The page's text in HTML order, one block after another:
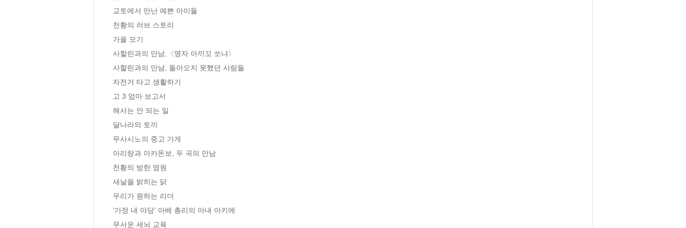
교토에서 만난 예쁜 아이들
천황의 러브 스토리
가을 모기
사할린과의 만남,〈명자 아끼꼬 쏘냐〉
사할린과의 만남, 돌아오지 못했던 사람들
자전거 타고 생활하기
고 3 엄마 보고서
해서는 안 되는 일
달나라의 토끼
무사시노의 중고 가게
아리랑과 아카돈보, 두 곡의 만남
천황의 방한 염원
새날을 밝히는 닭
우리가 원하는 리더
‘가정 내 야당’ 아베 총리의 아내 아키에
무서운 세뇌 교육